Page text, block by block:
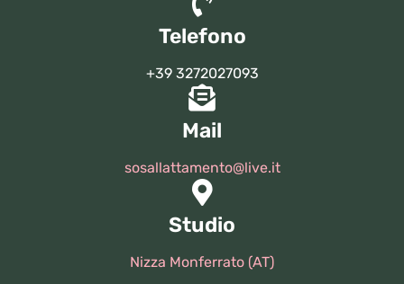
Telefono
+39 3272027093
Mail
sosallattamento@live.it
Studio
Nizza Monferrato (AT)